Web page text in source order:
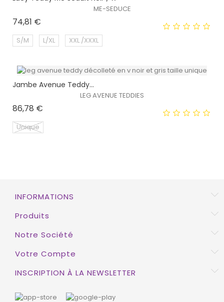
EXCLUSIVITÉ WEB !
EXCLUSIVITÉ WEB !
ME-SEDUCE
74,81 €
S/M L/XL XXL /XXXL
HORS STOCK
Jambe Avenue Teddy...
LEG AVENUE TEDDIES
86,78 €
Unique
INFORMATIONS
Produits
Notre Société
Votre Compte
INSCRIPTION À LA NEWSLETTER